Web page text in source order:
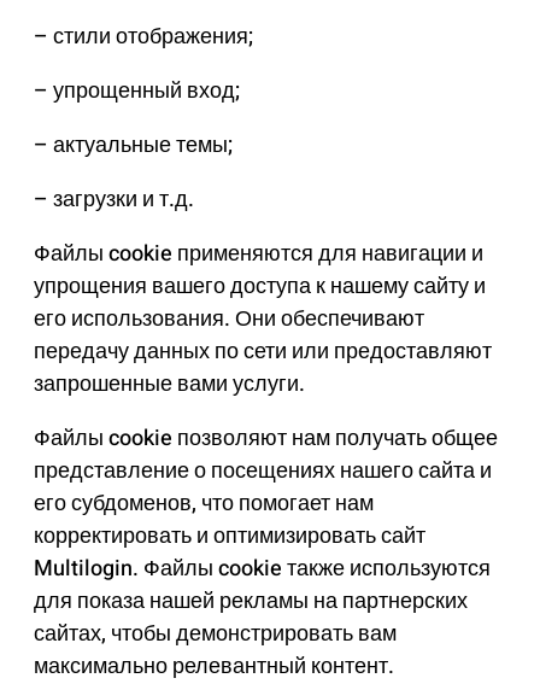
– стили отображения;
– упрощенный вход;
– актуальные темы;
– загрузки и т.д.
Файлы cookie применяются для навигации и
упрощения вашего доступа к нашему сайту и
его использования. Они обеспечивают
передачу данных по сети или предоставляют
запрошенные вами услуги.
Файлы cookie позволяют нам получать общее
представление о посещениях нашего сайта и
его субдоменов, что помогает нам
корректировать и оптимизировать сайт
Multilogin. Файлы cookie также используются
для показа нашей рекламы на партнерских
сайтах, чтобы демонстрировать вам
максимально релевантный контент.